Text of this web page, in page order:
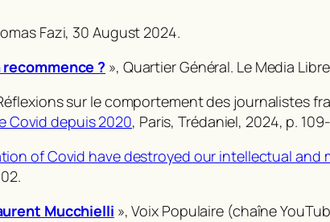
Fazi, 30 August 2024.
? », Quartier Général. Le Media Libre
sur le comportement des journalistes
Covid depuis 2020, Paris, Trédaniel, 2024, p.
of Covid have destroyed our intellectual and
Mucchielli »,Voix Populaire (chaîne